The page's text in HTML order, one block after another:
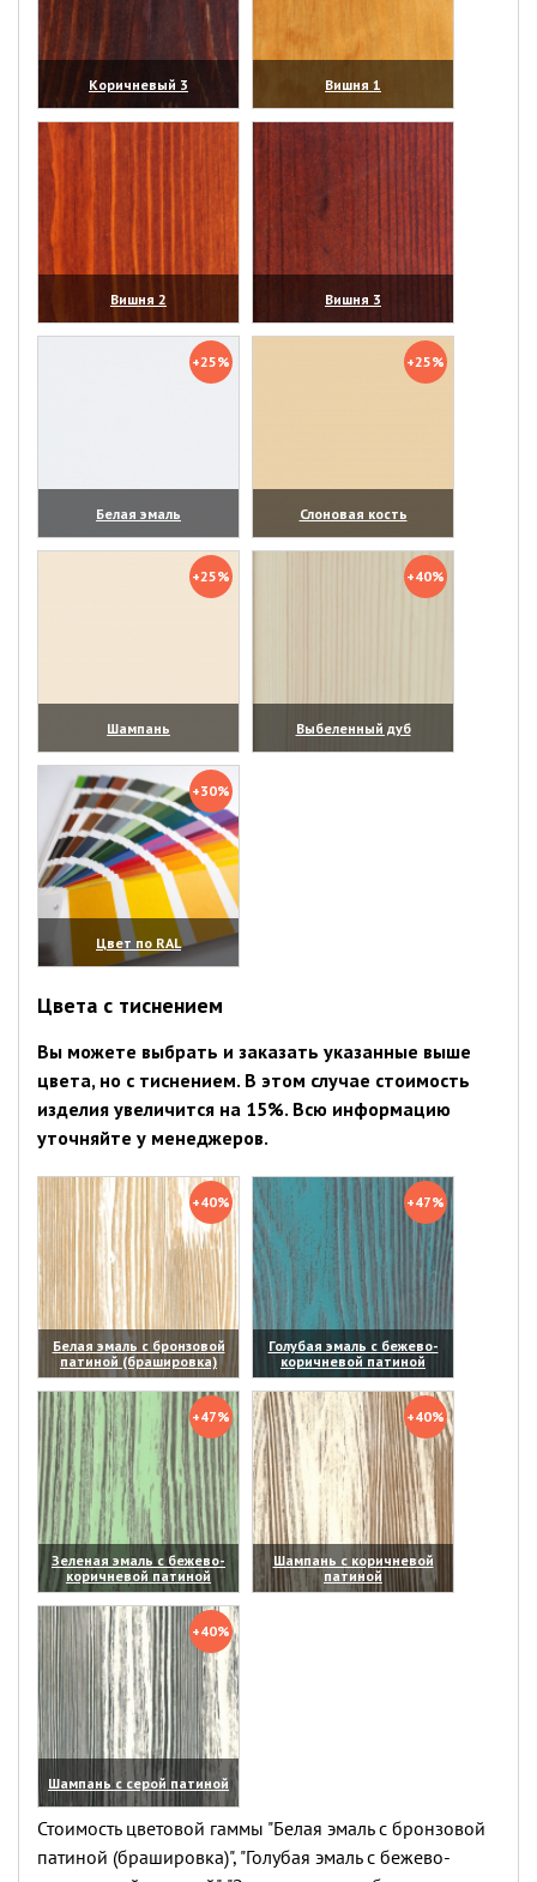
Коричневый 3
(увеличить)
Вишня 1
(увеличить)
Вишня 2
(увеличить)
Вишня 3
(увеличить)
+25%
Белая эмаль
(увеличить)
+25%
Слоновая кость
(увеличить)
+25%
Шампань
(увеличить)
+40%
Выбеленный дуб
(увеличить)
+30%
Цвет по RAL
(увеличить)
Цвета с тиснением
Вы можете выбрать и заказать указанные выше
цвета, но с тиснением. В этом случае стоимость
изделия увеличится на 15%. Всю информацию
уточняйте у менеджеров.
+40%
Белая эмаль с бронзовой
патиной (брашировка)
(увеличить)
+47%
Голубая эмаль с бежево-
коричневой патиной
(увеличить)
+47%
Зеленая эмаль с бежево-
коричневой патиной
(увеличить)
+40%
Шампань с коричневой
патиной
(увеличить)
+40%
Шампань с серой патиной
(увеличить)
Стоимость цветовой гаммы "Белая эмаль с бронзовой
патиной (брашировка)", "Голубая эмаль с бежево-